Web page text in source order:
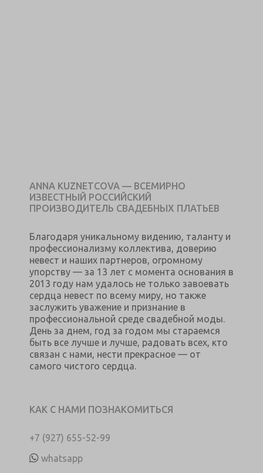
ANNA KUZNETCOVA — ВСЕМИРНО
ИЗВЕСТНЫЙ РОССИЙСКИЙ
ПРОИЗВОДИТЕЛЬ СВАДЕБНЫХ ПЛАТЬЕВ
Благодаря уникальному видению, таланту и
профессионализму коллектива, доверию
невест и наших партнеров, огромному
упорству — за 13 лет с момента основания в
2013 году нам удалось не только завоевать
сердца невест по всему миру, но также
заслужить уважение и признание в
профессиональной среде свадебной моды.
День за днем, год за годом мы стараемся
быть все лучше и лучше, радовать всех, кто
связан с нами, нести прекрасное — от
самого чистого сердца.
КАК С НАМИ ПОЗНАКОМИТЬСЯ
+7 (927) 655-52-99
whatsapp